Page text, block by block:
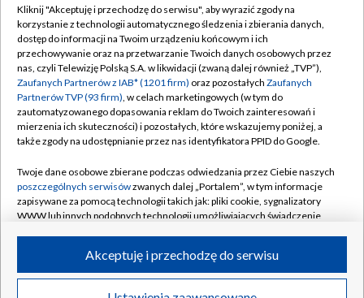
TVP
Abonament TVP
Emisja w TVP
Centrum informacji TVP
Naziemna Telewizja Cyfrowa
Rada Programowa
System NOS
Informacje o nadawcy
Program dla prasy
Regulamin TVP
Polityka prywatności
Moje zgody
Pomoc
Kontakt
Kanały
©2026 Telewizja Polska S.A. w likwidacji
Kliknij "Akceptuję i przechodzę do serwisu", aby wyrazić zgody na
korzystanie z technologii automatycznego śledzenia i zbierania danych,
dostęp do informacji na Twoim urządzeniu końcowym i ich
przechowywanie oraz na przetwarzanie Twoich danych osobowych przez
nas, czyli Telewizję Polską S.A. w likwidacji (zwaną dalej również „TVP”),
Zaufanych Partnerów z IAB* (1201 firm) oraz pozostałych Zaufanych
Partnerów TVP (93 firm), w celach marketingowych (w tym do
zautomatyzowanego dopasowania reklam do Twoich zainteresowań i
mierzenia ich skuteczności) i pozostałych, które wskazujemy poniżej, a
także zgody na udostępnianie przez nas identyfikatora PPID do Google.
Twoje dane osobowe zbierane podczas odwiedzania przez Ciebie naszych
poszczególnych serwisówzwanych dalej „Portalem”, w tym informacje
zapisywane za pomocą technologii takich jak: pliki cookie, sygnalizatory
WWW lub innych podobnych technologii umożliwiających świadczenie
ruchu w Internecie.
Twoje dane osobowe zbierane podczas odwiedzania przez Ciebie
Akceptuję i przechodzę do serwisu